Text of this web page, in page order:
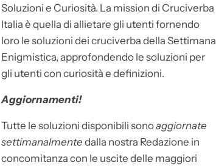
Soluzioni e Curiosità. La mission di Cruciverba
Italia è quella di allietare gli utenti fornendo
loro le soluzioni dei cruciverba della Settimana
Enigmistica, approfondendo le soluzioni per
gli utenti con curiosità e definizioni.
Aggiornamenti!
Tutte le soluzioni disponibili sonoaggiornate
settimanalmente dalla nostra Redazione in
concomitanza con le uscite delle maggiori